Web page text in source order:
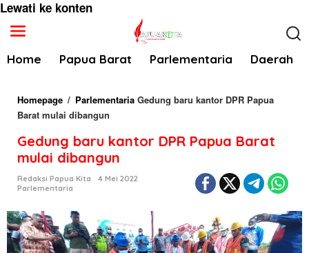
Lewati ke konten
Home Papua Barat Parlementaria Daerah
Homepage / Parlementaria Gedung baru kantor DPR Papua
Barat mulai dibangun
Gedung baru kantor DPR Papua Barat
mulai dibangun
Redaksi Papua Kita
4 Mei 2022
Parlementaria